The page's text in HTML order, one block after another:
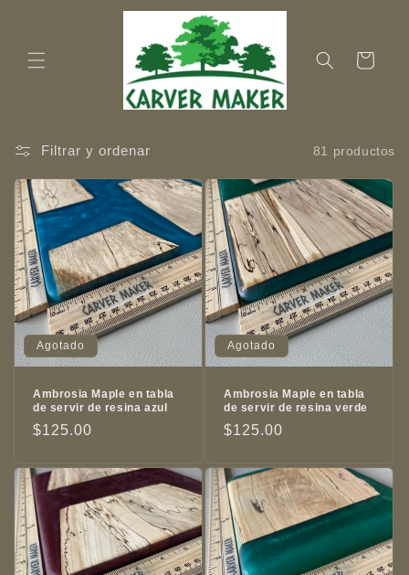
Carrito
Filtrar y ordenar 81 productos
Agotado
Ambrosia Maple en tabla
de servir de resina azul
Precio
$125.00
Agotado
Ambrosia Maple en tabla
de servir de resina verde
Precio
$125.00